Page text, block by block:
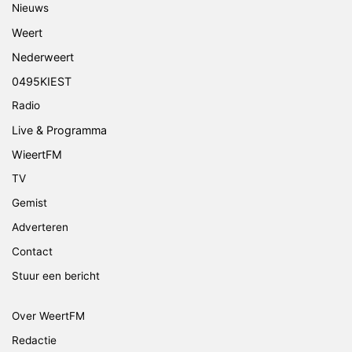
Nieuws
Weert
Nederweert
0495KIEST
Radio
Live & Programma
WieertFM
TV
Gemist
Adverteren
Contact
Stuur een bericht
Over WeertFM
Redactie